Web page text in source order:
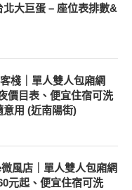
北大巨蛋 – 座位表排數&
棧｜單人雙人包廂網
價目表、便宜住宿可洗
用 (近南陽街)
微風店｜單人雙人包廂網
元起、便宜住宿可洗